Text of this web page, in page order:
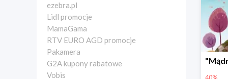
ezebra.pl
Lidl promocje
MamaGama
RTV EURO AGD promocje
Pakamera
G2A kupony rabatowe
Vobis
40%